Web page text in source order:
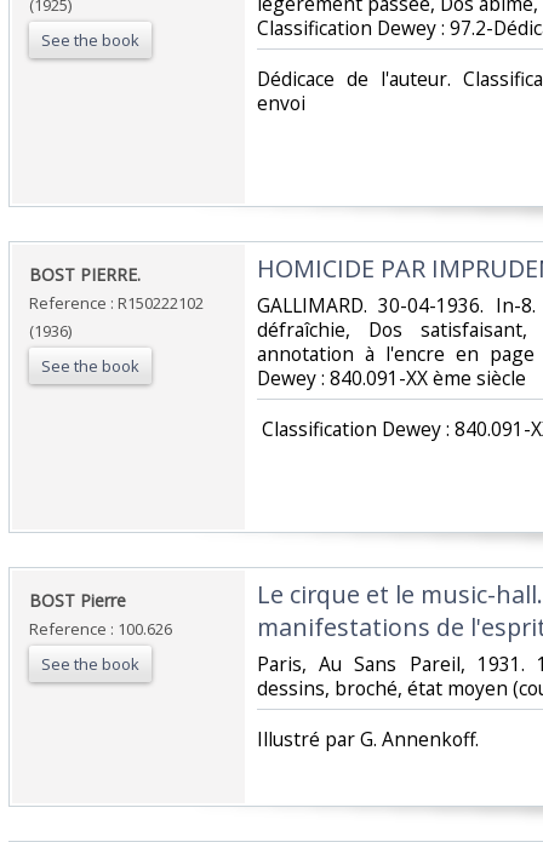
(1925)
See the book
Classification Dewey : 97.2-
‎Dédicace de l'auteur.
envoi‎
‎BOST PIERRE.‎
Reference : R150222102
(1936)
See the book
‎HOMICIDE PAR
‎GALLIMARD. 30-04-1936. In-
défraîchie, Dos
annotation à l'encre en
Dewey : 840.091-XX ème siècle‎
Classification Dewey : 840.091-
‎BOST Pierre‎
Reference : 100.626
See the book
‎Le cirque et le music-
manifestations de
‎Paris, Au Sans Pareil,
dessins, broché, état moyen
‎Illustré par G. Annenkoff.‎